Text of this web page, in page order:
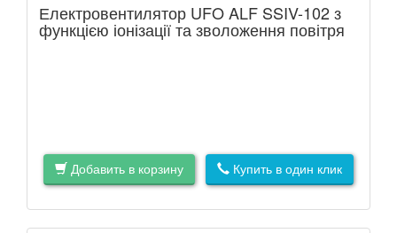
Електровентилятор UFO ALF SSIV-102 з
функцією іонізації та зволоження повітря
Добавить в корзину Купить в один клик